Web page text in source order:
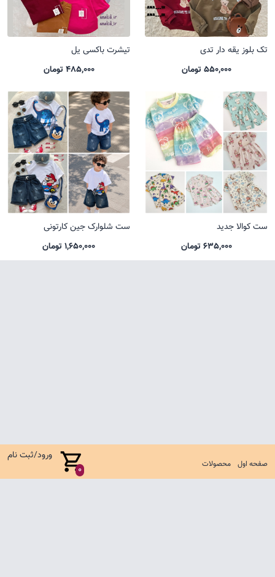
صفحه اول محصولات 0
ورود/ثبت نام
تک بلوز یقه دار تدی
550,000 تومان
تیشرت باکسی یل
485,000 تومان
ست کوالا جدید
635,000 تومان
ست شلوارک جین کارتونی
1,650,000 تومان